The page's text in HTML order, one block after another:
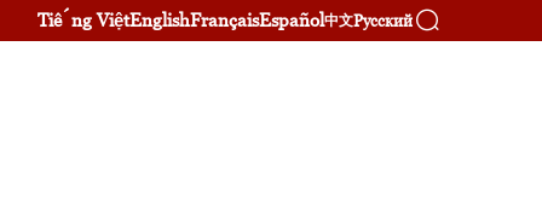
Tiếng ViệtEnglishFrançaisEspañol中文Русский